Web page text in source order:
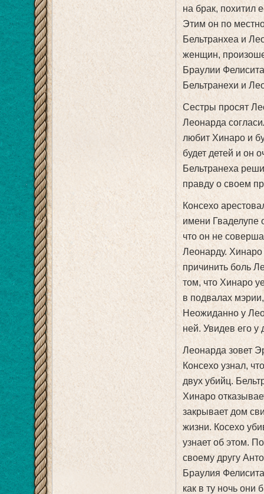
на брак, похитил
Этим он по
Бельтранхеа и
женщин,
Браулии
Бельтранехи и
Сестры просят
Леонарда
любит Хинаро и
будет детей и он
Бельтранеха
правду о своем
Консехо
имени Гваделупе
что он не
Леонарду. Хинаро
причинить боль
том, что Хинаро
в подвалах
Неожиданно у
ней. Увидев его у
Леонарда зовет
Консехо узнал,
двух убийц.
Хинаро
закрывает дом
жизни. Косехо
узнает об этом.
своему другу
Браулия
как в ту ночь они